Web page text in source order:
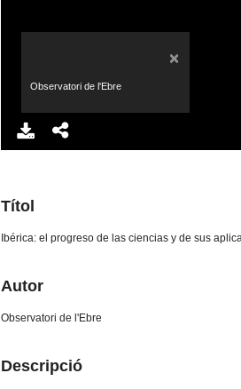
×
Observatori de l'Ebre
Títol
Ibérica: el progreso de las ciencias y de sus
Autor
Observatori de l'Ebre
Descripció